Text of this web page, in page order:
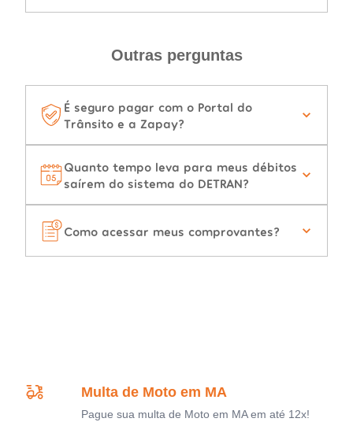
Outras perguntas
É seguro pagar com o Portal do
Trânsito e a Zapay?
Quanto tempo leva para meus débitos
saírem do sistema do DETRAN?
Como acessar meus comprovantes?
Multa de Moto em MA
Pague sua multa de Moto em MA em até 12x!